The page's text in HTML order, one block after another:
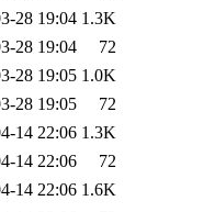
28 19:04 1.3K
28 19:04
72
28 19:05 1.0K
28 19:05
72
14 22:06 1.3K
14 22:06
72
14 22:06 1.6K